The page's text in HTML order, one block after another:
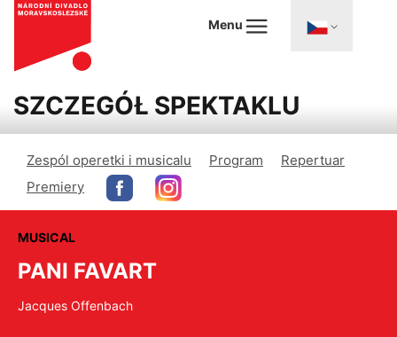
Menu
SZCZEGÓŁ SPEKTAKLU
Zespól operetki i musicalu Program
Repertuar
Premiery
MUSICAL
PANI FAVART
Jacques Offenbach